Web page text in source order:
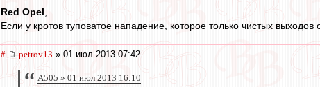
Red Opel
Если у кротов туповатое нападение, которое только чистых
# petrov13 » 01 июл 2013 07:42
A505 » 01 июл 2013 16:10